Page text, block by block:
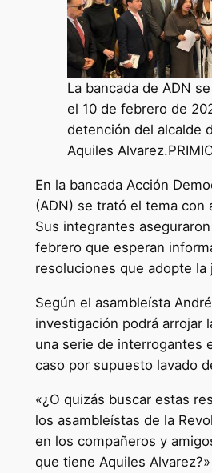
La bancada de ADN
el 10 de febrero de
detención del alcalde
Aquiles
En la bancada Acción
(ADN) se trató el tema con
Sus integrantes
febrero que esperan
resoluciones que adopte la
Según el asambleísta
investigación podrá arrojar
una serie de interrogantes
caso por supuesto lavado
«¿O quizás buscar estas
los asambleístas de la
en los compañeros y
que tiene Aquiles